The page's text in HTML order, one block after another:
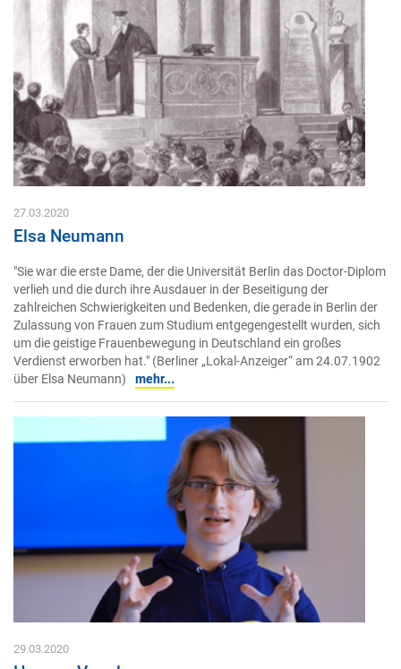
27.03.2020
Elsa Neumann
"Sie war die erste Dame, der die Universität Berlin das Doctor-Diplom
verlieh und die durch ihre Ausdauer in der Beseitigung der
zahlreichen Schwierigkeiten und Bedenken, die gerade in Berlin der
Zulassung von Frauen zum Studium entgegengestellt wurden, sich
um die geistige Frauenbewegung in Deutschland ein großes
Verdienst erworben hat." (Berliner „Lokal-Anzeiger“ am 24.07.1902
über Elsa Neumann)
mehr...
29.03.2020